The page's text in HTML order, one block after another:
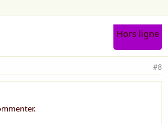
Hors ligne
#8